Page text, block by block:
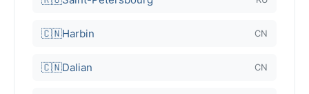
🇨🇳Harbin CN
🇨🇳Dalian CN